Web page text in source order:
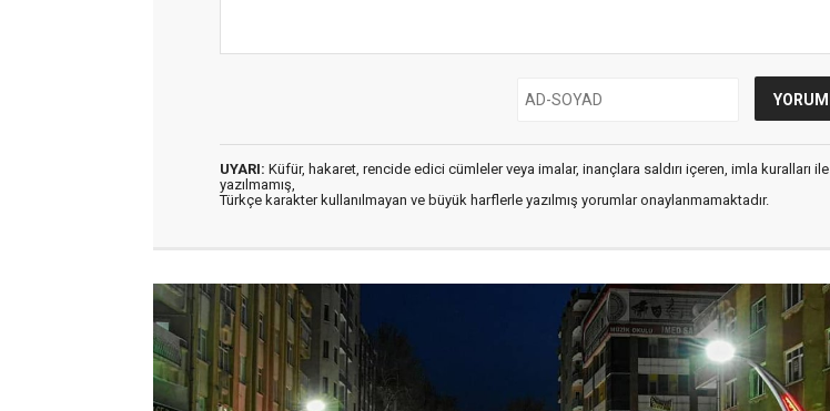
UYARI: Küfür, hakaret, rencide edici cümleler veya imalar, inançlara saldırı içeren, imla kuralları ile
yazılmamış,
Türkçe karakter kullanılmayan ve büyük harflerle yazılmış yorumlar onaylanmamaktadır.